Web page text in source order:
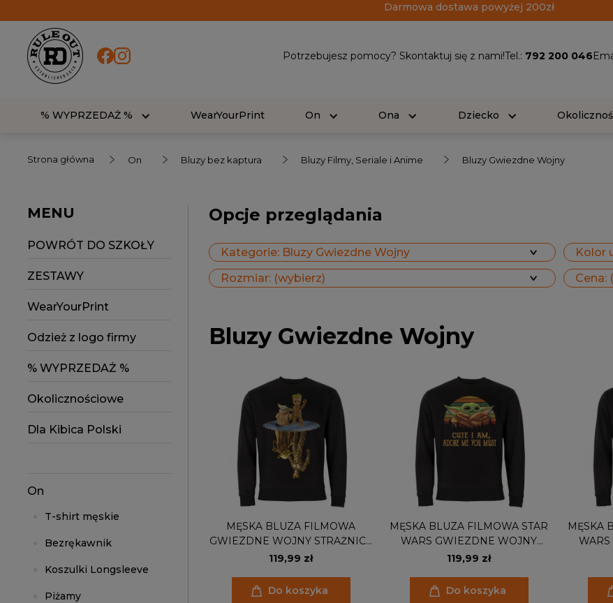
Darmowa dostawa powyżej 200zł
Potrzebujesz pomocy? Skontaktuj się z nami!Tel.: 792 200 046
% WYPRZEDAŻ % WearYourPrint On Ona Dziecko
Strona główna On Bluzy bez kaptura Bluzy Filmy, Seriale i Anime Bluzy Gwiezdne Wojny
MENU
POWRÓT DO SZKOŁY
ZESTAWY
WearYourPrint
Odzież z logo firmy
% WYPRZEDAŻ %
Okolicznościowe
Dla Kibica Polski
On
T-shirt męskie
Bezrękawnik
Koszulki Longsleeve
Piżamy
Opcje przeglądania
Kategorie: Bluzy Gwiezdne Wojny
Kolor
Rozmiar: (wybierz)
Cena:
Bluzy Gwiezdne Wojny
MĘSKA BLUZA FILMOWA
GWIEZDNE WOJNY STRAŻNICY
GLAKTYKI GROOT I YODA
119,99 zł
Do koszyka
MĘSKA BLUZA FILMOWA STAR
WARS GWIEZDNE WOJNY
BABY YODA CUTE I AM, ADORE
119,99 zł
Do koszyka
MĘSKA